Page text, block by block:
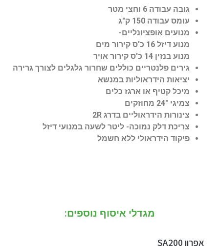
גובה עבודה 6 וחצי מטר
עומס עבודה 150 ק"ג
מנועים אופציונליים-
מנוע דיזל 16 כ'ס קירור מים
מנוע בנזין 14 כ'ס קירור אויר
גירים פלנטריים כוללים שחרור גלגלים לצורך גרירה
יציאות הידראוליות במנשא
מיכל קטיף או ארגז כלים
צמיגי "24 מחוזקים
צינורות הידראוליים בדרג 2 R
צריכת דלק נמוכה- ליטר לשעה במנועי דיזל
פיקוד הידראולי ללא חשמל
מגדלי איסוף נוספים:
אפרון SA200